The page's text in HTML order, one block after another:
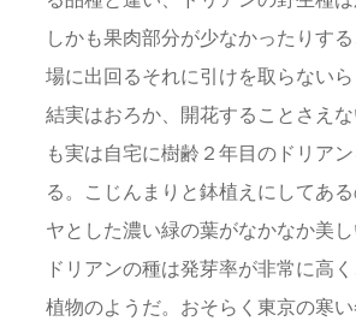
しかも果肉部分が少なかったりす
場に出回るそれに引けを取らないら
結実はおろか、開花することさえ
も実は自宅に樹齢２年目のドリア
る。こじんまりと鉢植えにしてあ
ヤとした濃い緑の葉がなかなか美し
ドリアンの種は発芽率が非常に高
植物のようだ。おそらく東京の寒